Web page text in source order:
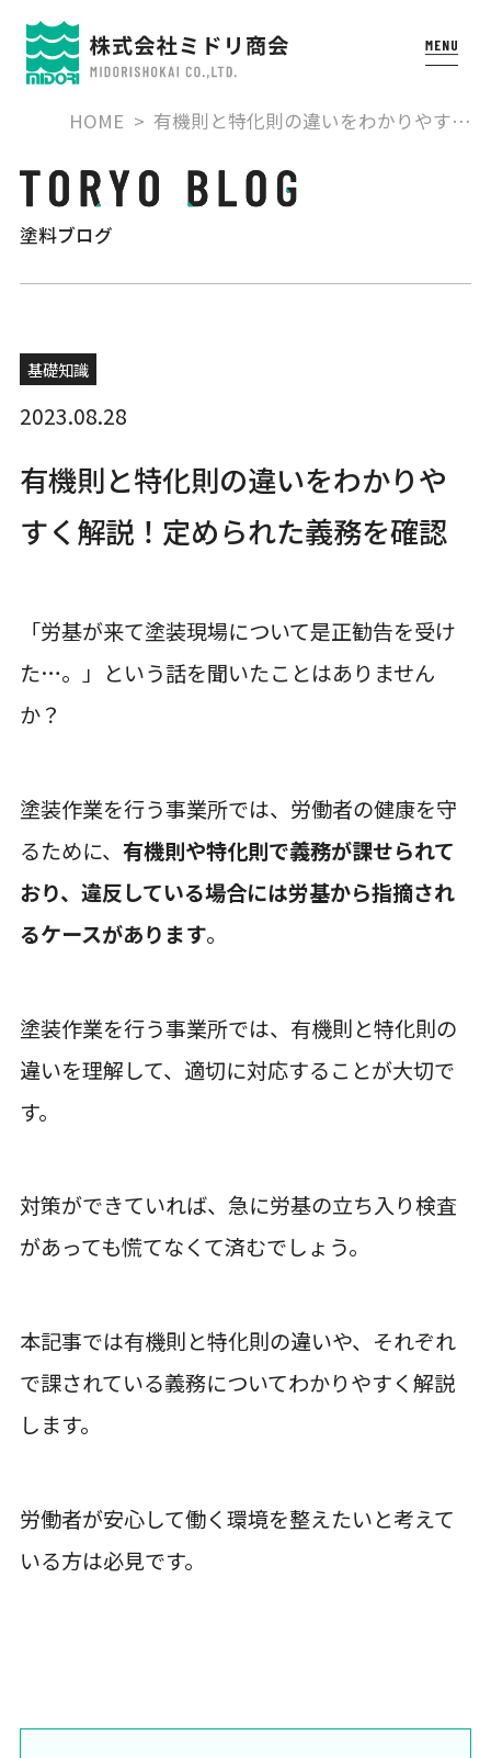
HOME 有機則と特化則の違いをわかりやす…
塗料ブログ
基礎知識
2023.08.28
有機則と特化則の違いをわかりや
すく解説！定められた義務を確認
「労基が来て塗装現場について是正勧告を受け
た…。」という話を聞いたことはありません
か？
塗装作業を行う事業所では、労働者の健康を守
るために、 有機則や特化則で義務が課せられて
おり、違反している場合には労基から指摘され
るケースがあります。
塗装作業を行う事業所では、有機則と特化則の
違いを理解して、適切に対応することが大切で
す。
対策ができていれば、急に労基の立ち入り検査
があっても慌てなくて済むでしょう。
本記事では有機則と特化則の違いや、それぞれ
で課されている義務についてわかりやすく解説
します。
労働者が安心して働く環境を整えたいと考えて
いる方は必見です。